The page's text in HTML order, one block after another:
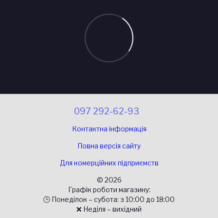
097 292-62-93
Контактна інформація
Повна версія сайту
Для комерційних підприємств
© 2026
Графік роботи магазину:
🕒 Понеділок – субота: з 10:00 до 18:00
❌ Неділя – вихідний